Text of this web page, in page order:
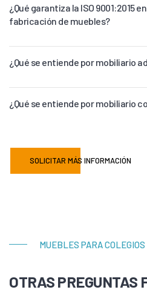
¿Qué garantiza la ISO 9001:2015
fabricación de muebles?
¿Qué se entiende por mobiliario
¿Qué se entiende por mobiliario
SOLICITAR MÁS INFORMACIÓN
MUEBLES PARA
OTRAS PREGUNTAS